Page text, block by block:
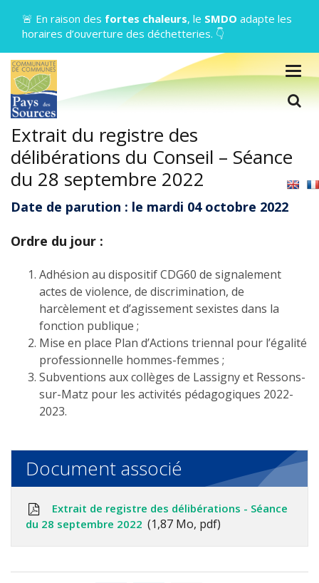
🚨 En raison des fortes chaleurs, le SMDO adapte les
horaires d’ouverture des déchetteries. 👇
Extrait du registre des
délibérations du Conseil – Séance
du 28 septembre 2022
Date de parution : le mardi 04 octobre 2022
Ordre du jour :
Adhésion au dispositif CDG60 de signalement
actes de violence, de discrimination, de
harcèlement et d’agissement sexistes dans la
fonction publique ;
Mise en place Plan d’Actions triennal pour l’égalité
professionnelle hommes-femmes ;
Subventions aux collèges de Lassigny et Ressons-
sur-Matz pour les activités pédagogiques 2022-
2023.
Document associé
Extrait de registre des délibérations - Séance
du 28 septembre 2022
1,87 Mo, pdf